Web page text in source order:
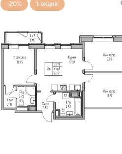
-20% 1 акция